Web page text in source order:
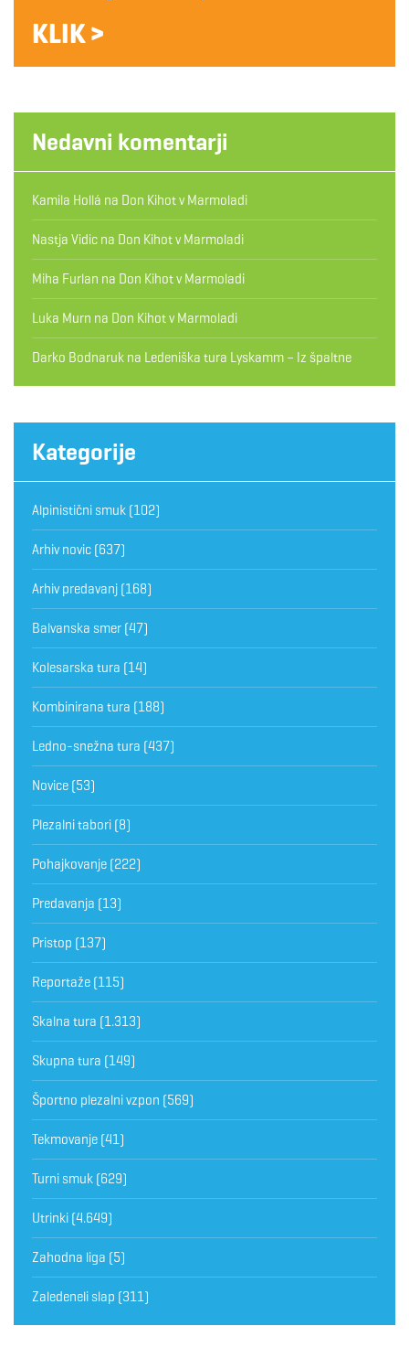
KLIK >
Nedavni komentarji
Kamila Hollá na Don Kihot v Marmoladi
Nastja Vidic na Don Kihot v Marmoladi
Miha Furlan na Don Kihot v Marmoladi
Luka Murn na Don Kihot v Marmoladi
Darko Bodnaruk na Ledeniška tura Lyskamm – Iz špaltne
Kategorije
Alpinistični smuk (102)
Arhiv novic (637)
Arhiv predavanj (168)
Balvanska smer (47)
Kolesarska tura (14)
Kombinirana tura (188)
Ledno-snežna tura (437)
Novice (53)
Plezalni tabori (8)
Pohajkovanje (222)
Predavanja (13)
Pristop (137)
Reportaže (115)
Skalna tura (1.313)
Skupna tura (149)
Športno plezalni vzpon (569)
Tekmovanje (41)
Turni smuk (629)
Utrinki (4.649)
Zahodna liga (5)
Zaledeneli slap (311)